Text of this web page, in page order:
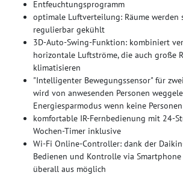
Entfeuchtungsprogramm
optimale Luftverteilung: Räume werden
regulierbar gekühlt
3D-Auto-Swing-Funktion: kombiniert
horizontale Luftströme, die auch große
klimatisieren
"Intelligenter Bewegungssensor" für
wird von anwesenden Personen
Energiesparmodus wenn keine
komfortable IR-Fernbedienung mit 24-
Wochen-Timer inklusive
Wi-Fi Online-Controller: dank der
Bedienen und Kontrolle via
überall aus möglich